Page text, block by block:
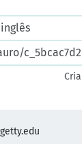
inglês
c_5bcac7d2